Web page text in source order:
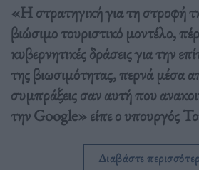
«Η στρατηγική για τη στροφή
βιώσιμο τουριστικό μοντέλο,
κυβερνητικές δράσεις για την
της βιωσιμότητας, περνά μέσα
συμπράξεις σαν αυτή που
την Google» είπε ο υπουργός
Διαβάστε